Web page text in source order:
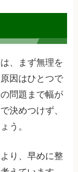
、まず無理を
因はひとつで
問題まで幅が
決めつけず、
う。
り、早めに整